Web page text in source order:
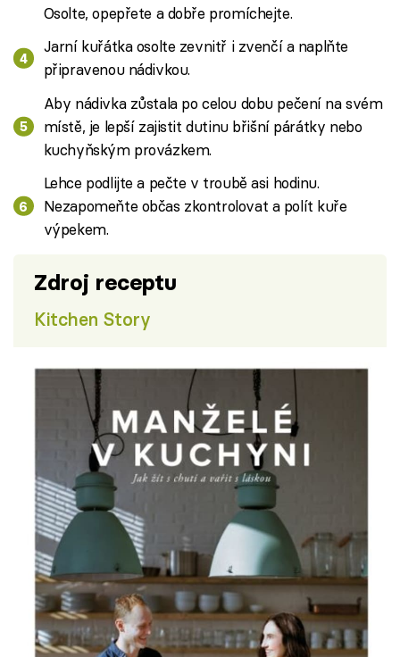
Osolte, opepřete a dobře promíchejte.
Jarní kuřátka osolte zevnitř i zvenčí a naplňte
připravenou nádivkou.
Aby nádivka zůstala po celou dobu pečení na svém
místě, je lepší zajistit dutinu břišní párátky nebo
kuchyňským provázkem.
Lehce podlijte a pečte v troubě asi hodinu.
Nezapomeňte občas zkontrolovat a polít kuře
výpekem.
Zdroj receptu
Kitchen Story